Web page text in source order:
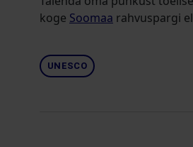
koge Soomaa rahvuspargi
UNESCO